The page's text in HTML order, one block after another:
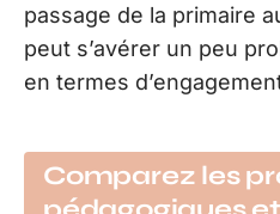
passage de la primaire
peut s’avérer un peu
en termes
Comparez les